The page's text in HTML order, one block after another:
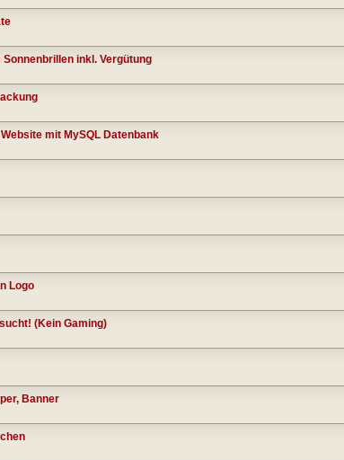
inkl. Vergütung
mit MySQL Datenbank
Logo
(Kein Gaming)
Banner